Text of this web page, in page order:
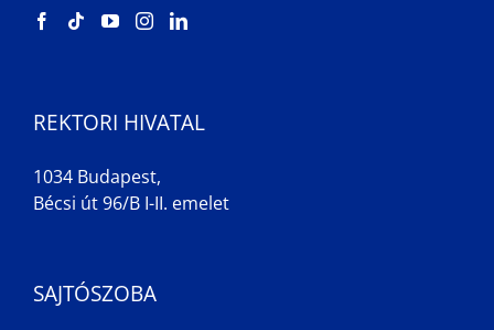
REKTORI HIVATAL
1034 Budapest,
Bécsi út 96/B I-II. emelet
SAJTÓSZOBA